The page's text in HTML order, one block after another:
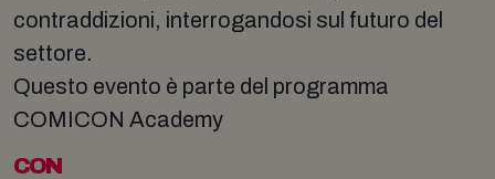
contraddizioni, interrogandosi sul futuro del
settore.
Questo evento è parte del programma
COMICON Academy
CON